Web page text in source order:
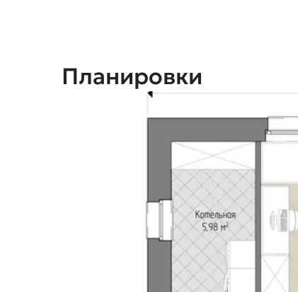
Планировки